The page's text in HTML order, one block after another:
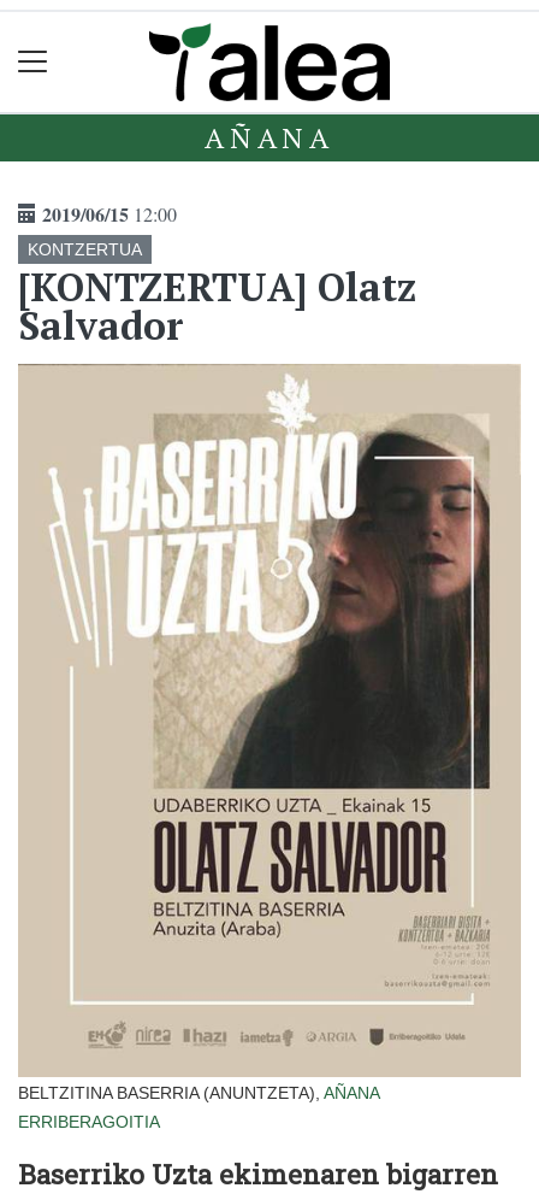
AÑANA
2019/06/15 12:00
KONTZERTUA
[KONTZERTUA] Olatz
Salvador
BELTZITINA BASERRIA (ANUNTZETA), AÑANA
ERRIBERAGOITIA
Baserriko Uzta ekimenaren bigarren